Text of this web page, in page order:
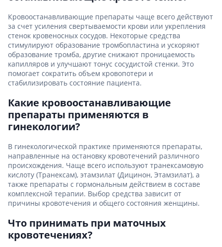
Кровоостанавливающие препараты чаще всего действуют
за счет усиления свертываемости крови или укрепления
стенок кровеносных сосудов. Некоторые средства
стимулируют образование тромбопластина и ускоряют
образование тромба, другие снижают проницаемость
капилляров и улучшают тонус сосудистой стенки. Это
помогает сократить объем кровопотери и
стабилизировать состояние пациента.
Какие кровоостанавливающие
препараты применяются в
гинекологии?
В гинекологической практике применяются препараты,
направленные на остановку кровотечений различного
происхождения. Чаще всего используют транексамовую
кислоту (Транексам), этамзилат (Дицинон, Этамзилат), а
также препараты с гормональным действием в составе
комплексной терапии. Выбор средства зависит от
причины кровотечения и общего состояния женщины.
Что принимать при маточных
кровотечениях?